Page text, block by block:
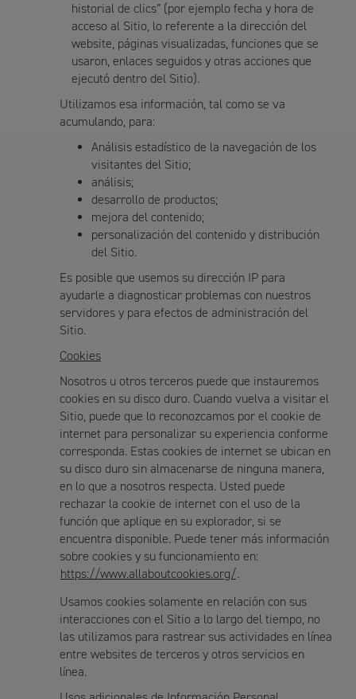
historial de clics” (por ejemplo fecha y hora de
acceso al Sitio, lo referente a la dirección del
website, páginas visualizadas, funciones que se
usaron, enlaces seguidos y otras acciones que
ejecutó dentro del Sitio).
Utilizamos esa información, tal como se va
acumulando, para:
Análisis estadístico de la navegación de los
visitantes del Sitio;
análisis;
desarrollo de productos;
mejora del contenido;
personalización del contenido y distribución
del Sitio.
Es posible que usemos su dirección IP para
ayudarle a diagnosticar problemas con nuestros
servidores y para efectos de administración del
Sitio.
Cookies
Nosotros u otros terceros puede que instauremos
cookies en su disco duro. Cuando vuelva a visitar el
Sitio, puede que lo reconozcamos por el cookie de
internet para personalizar su experiencia conforme
corresponda. Estas cookies de internet se ubican en
su disco duro sin almacenarse de ninguna manera,
en lo que a nosotros respecta. Usted puede
rechazar la cookie de internet con el uso de la
función que aplique en su explorador, si se
encuentra disponible. Puede tener más información
sobre cookies y su funcionamiento en:
https://www.allaboutcookies.org/.
Usamos cookies solamente en relación con sus
interacciones con el Sitio a lo largo del tiempo, no
las utilizamos para rastrear sus actividades en línea
entre websites de terceros y otros servicios en
línea.